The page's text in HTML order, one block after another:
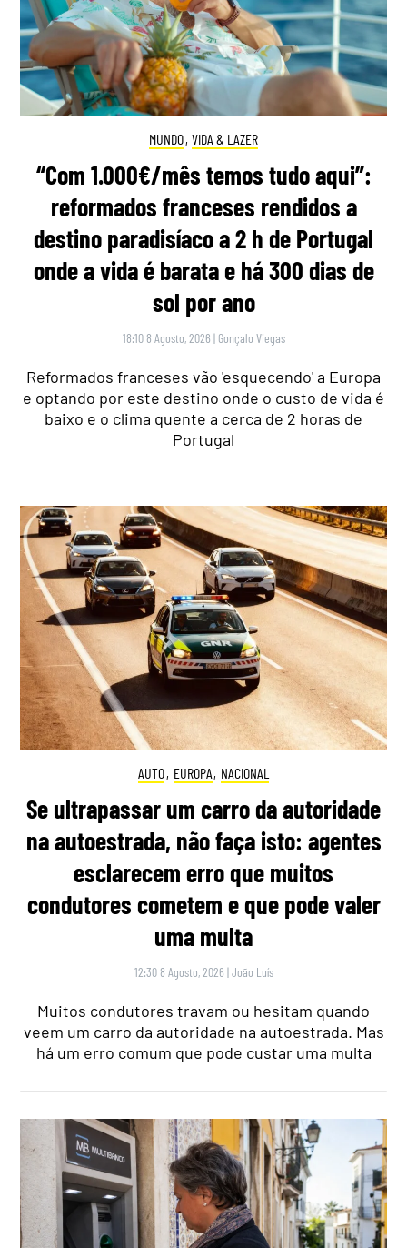
MUNDO, VIDA & LAZER
“Com 1.000€/mês temos tudo aqui”:
reformados franceses rendidos a
destino paradisíaco a 2 h de Portugal
onde a vida é barata e há 300 dias de
sol por ano
18:10 8 Agosto, 2026 | Gonçalo Viegas
Reformados franceses vão 'esquecendo' a Europa
e optando por este destino onde o custo de vida é
baixo e o clima quente a cerca de 2 horas de
Portugal
AUTO, EUROPA, NACIONAL
Se ultrapassar um carro da autoridade
na autoestrada, não faça isto: agentes
esclarecem erro que muitos
condutores cometem e que pode valer
uma multa
12:30 8 Agosto, 2026 |João Luís
Muitos condutores travam ou hesitam quando
veem um carro da autoridade na autoestrada. Mas
há um erro comum que pode custar uma multa